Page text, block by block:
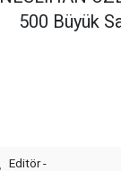
500 Büyük
Editör -